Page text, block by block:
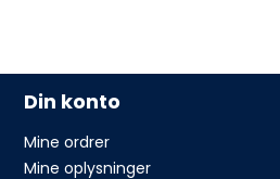
Din konto
Mine ordrer
Mine oplysninger